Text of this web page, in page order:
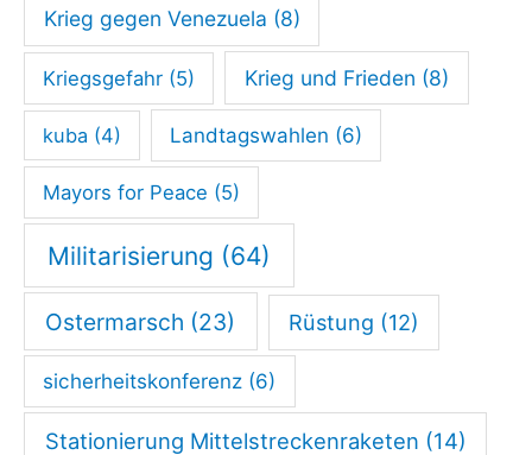
Krieg gegen Venezuela (8)
Kriegsgefahr (5) Krieg und Frieden (8)
kuba (4) Landtagswahlen (6)
Mayors for Peace (5)
Militarisierung (64)
Ostermarsch (23) Rüstung (12)
sicherheitskonferenz (6)
Stationierung Mittelstreckenraketen (14)